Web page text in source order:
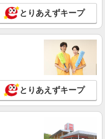
＜参考＞ 割増賃金
：2,063円 ・深夜時(22時〜
夜残業時：2,475円
町800-138
詳細を見る
レーター
＜参考＞ 割増賃金
：2,063円 ・深夜時(22時〜
深夜残業時：2,475円
とりあえずキープ
とりあえずキープ